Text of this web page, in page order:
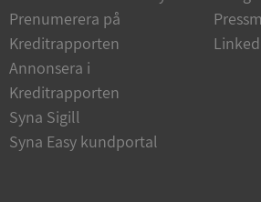
Prenumerera på
Kreditrapporten
Annonsera i
Kreditrapporten
Syna Sigill
Syna Easy kundportal